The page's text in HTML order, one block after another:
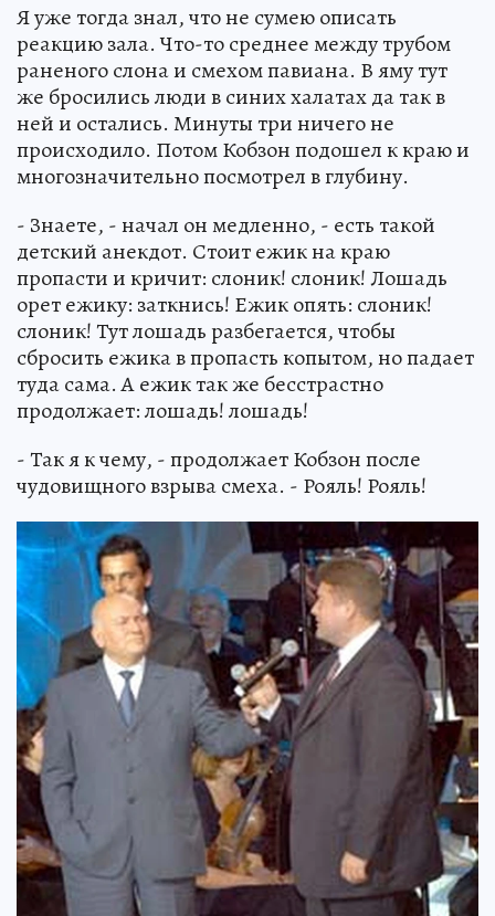
Я уже тогда знал, что не сумею описать
реакцию зала. Что-то среднее между трубом
раненого слона и смехом павиана. В яму тут
же бросились люди в синих халатах да так в
ней и остались. Минуты три ничего не
происходило. Потом Кобзон подошел к краю и
многозначительно посмотрел в глубину.
- Знаете, - начал он медленно, - есть такой
детский анекдот. Стоит ежик на краю
пропасти и кричит: слоник! слоник! Лошадь
орет ежику: заткнись! Ежик опять: слоник!
слоник! Тут лошадь разбегается, чтобы
сбросить ежика в пропасть копытом, но падает
туда сама. А ежик так же бесстрастно
продолжает: лошадь! лошадь!
- Так я к чему, - продолжает Кобзон после
чудовищного взрыва смеха. - Рояль! Рояль!